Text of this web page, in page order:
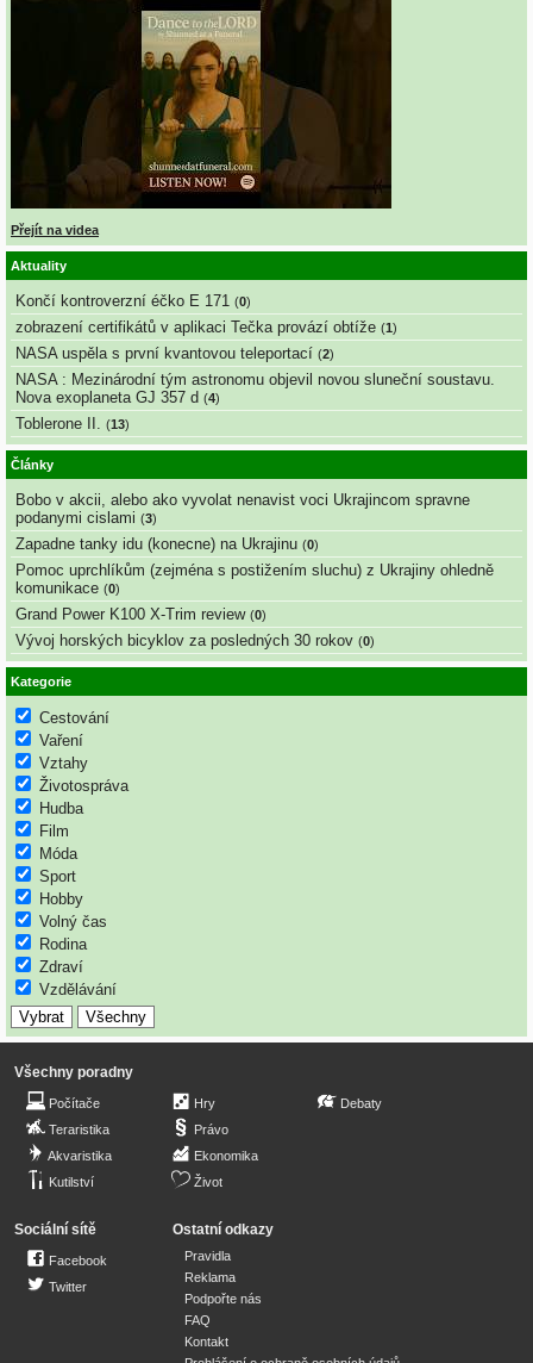
Přejít na videa
Aktuality
Končí kontroverzní éčko E 171 (0)
zobrazení certifikátů v aplikaci Tečka provází obtíže (1)
NASA uspěla s první kvantovou teleportací (2)
NASA : Mezinárodní tým astronomu objevil novou sluneční soustavu.
Nova exoplaneta GJ 357 d (4)
Toblerone II. (13)
Články
Bobo v akcii, alebo ako vyvolat nenavist voci Ukrajincom spravne
podanymi cislami (3)
Zapadne tanky idu (konecne) na Ukrajinu (0)
Pomoc uprchlíkům (zejména s postižením sluchu) z Ukrajiny ohledně
komunikace (0)
Grand Power K100 X-Trim review (0)
Vývoj horských bicyklov za posledných 30 rokov (0)
Kategorie
Cestování
Vaření
Vztahy
Životospráva
Hudba
Film
Móda
Sport
Hobby
Volný čas
Rodina
Zdraví
Vzdělávání
Všechny poradny
Počítače
Teraristika
Akvaristika
Kutilství
Hry
Právo
Ekonomika
Život
Debaty
Sociální sítě
Facebook
Twitter
Ostatní odkazy
Pravidla
Reklama
Podpořte nás
FAQ
Kontakt